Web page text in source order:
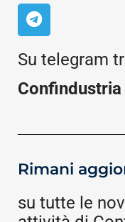
Su telegram
Rimani
su tutte le